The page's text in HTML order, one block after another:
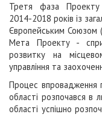
Третя фаза Проекту
2014-2018 років із
Європейським
Мета Проекту -
розвитку на
управління та
Процес впровадження
області розпочався в
області успішно